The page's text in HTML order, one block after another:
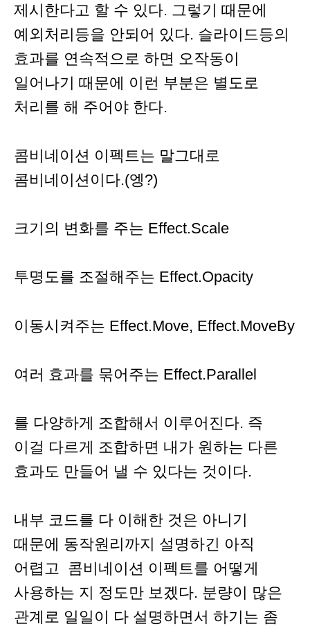
제시한다고 할 수 있다. 그렇기 때문에
예외처리등을 안되어 있다. 슬라이드등의
효과를 연속적으로 하면 오작동이
일어나기 때문에 이런 부분은 별도로
처리를 해 주어야 한다.
콤비네이션 이펙트는 말그대로
콤비네이션이다.(엥?)
크기의 변화를 주는 Effect.Scale
투명도를 조절해주는 Effect.Opacity
이동시켜주는 Effect.Move, Effect.MoveBy
여러 효과를 묶어주는 Effect.Parallel
를 다양하게 조합해서 이루어진다. 즉
이걸 다르게 조합하면 내가 원하는 다른
효과도 만들어 낼 수 있다는 것이다.
내부 코드를 다 이해한 것은 아니기
때문에 동작원리까지 설명하긴 아직
어렵고 콤비네이션 이펙트를 어떻게
사용하는 지 정도만 보겠다. 분량이 많은
관계로 일일이 다 설명하면서 하기는 좀